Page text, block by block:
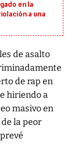
en la
a una
de asalto
de rap en
hiriendo a
masivo en
la peor